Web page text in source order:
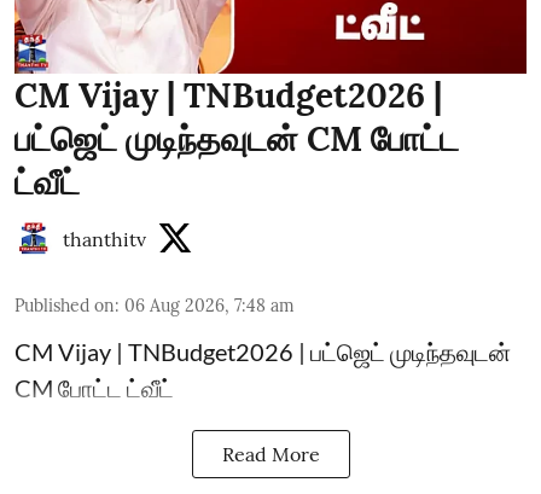
CM Vijay | TNBudget2026 |
பட்ஜெட் முடிந்தவுடன் CM போட்ட
ட்வீட்
thanthitv
Published on: 06 Aug 2026, 7:48 am
CM Vijay | TNBudget2026 | பட்ஜெட் முடிந்தவுடன்
CM போட்ட ட்வீட்
Read More